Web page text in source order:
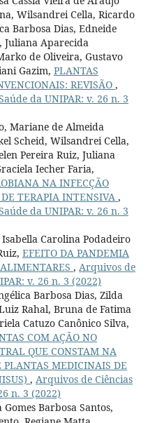
Wilsandrei Cella, Ricardo
Barbosa Dias, Edneide
Juliana Aparecida
de Oliveira, Gustavo
Gazim, PLANTAS
REVISÃO ,
da UNIPAR: v. 26 n. 3
Mariane de Almeida
Scheid, Wilsandrei Cella,
Pereira Ruiz, Juliana
Iecher Faria,
NA INFECÇÃO
TERAPIA INTENSIVA ,
da UNIPAR: v. 26 n. 3
Carolina Podadeiro
EFEITO DA PANDEMIA
, Arquivos de
v. 26 n. 3 (2022)
Barbosa Dias, Zilda
Rahal, Bruna de Fatima
Catuzo Canônico Silva,
COM AÇÃO NO
QUE CONSTAM NA
MEDICINAIS DE
, Arquivos de Ciências
n. 3 (2022)
Barbosa Santos,